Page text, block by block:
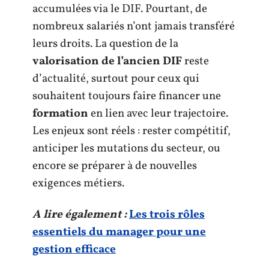
accumulées via le DIF. Pourtant, de
nombreux salariés n’ont jamais transféré
leurs droits. La question de la
valorisation de l’ancien DIFreste
d’actualité, surtout pour ceux qui
souhaitent toujours faire financer une
formationen lien avec leur trajectoire.
Les enjeux sont réels : rester compétitif,
anticiper les mutations du secteur, ou
encore se préparer à de nouvelles
exigences métiers.
A lire également :Les trois rôles
essentiels du manager pour une
gestion efficace